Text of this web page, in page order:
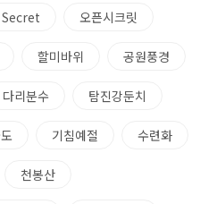
오픈시크릿
할미바위 공원풍경
다리분수 탐진강둔치
기침예절 수련화
천봉산